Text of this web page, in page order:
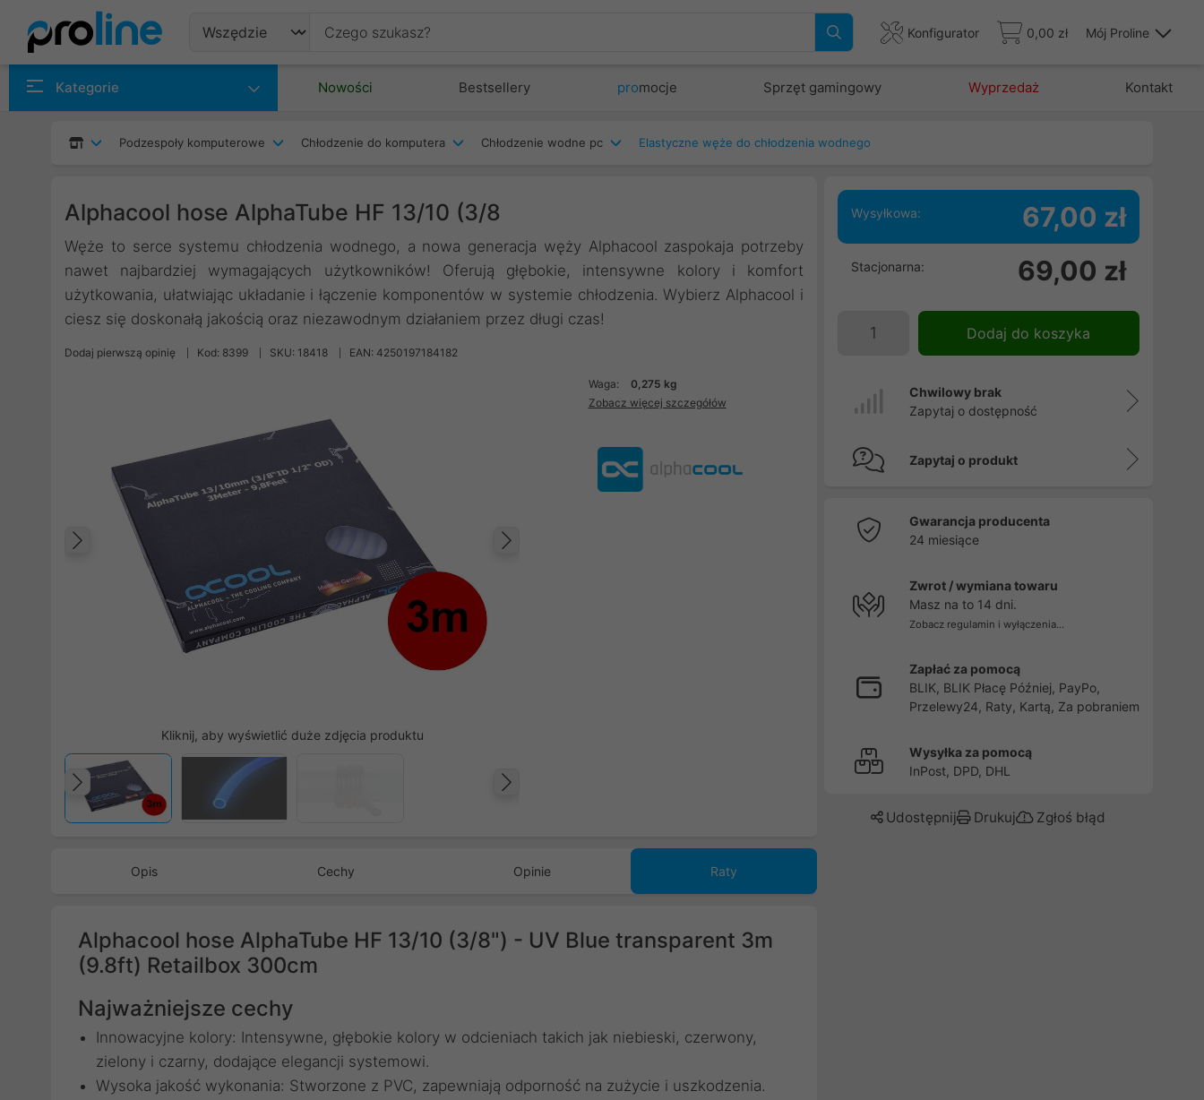
Konfigurator 0,00 zł Mój Proline
Kategorie Nowości Bestsellery promocje Sprzęt gamingowy Wyprzedaż Kontakt
Podzespoły komputerowe Chłodzenie do komputera Chłodzenie wodne pc Elastyczne węże do chłodzenia wodnego
Alphacool hose AlphaTube HF 13/10 (3/8
Węże to serce systemu chłodzenia wodnego, a nowa generacja węży Alphacool zaspokaja potrzeby
nawet najbardziej wymagających użytkowników! Oferują głębokie, intensywne kolory i komfort
użytkowania, ułatwiając układanie i łączenie komponentów w systemie chłodzenia. Wybierz Alphacool i
ciesz się doskonałą jakością oraz niezawodnym działaniem przez długi czas!
Dodaj pierwszą opinię Kod: 8399 SKU: 18418 EAN: 4250197184182
Poprzedni
Kliknij, aby wyświetlić duże zdjęcia produktu
Poprzedni
Waga:
0,275 kg
Zobacz więcej szczegółów
Opis Cechy Opinie Raty
Alphacool hose AlphaTube HF 13/10 (3/8") - UV Blue transparent 3m
(9.8ft) Retailbox 300cm
Najważniejsze cechy
Innowacyjne kolory: Intensywne, głębokie kolory w odcieniach takich jak niebieski, czerwony,
zielony i czarny, dodające elegancji systemowi.
Wysoka jakość wykonania: Stworzone z PVC, zapewniają odporność na zużycie i uszkodzenia.
Wysyłkowa: 67,00 zł
Stacjonarna: 69,00 zł
Dodaj do koszyka
Chwilowy brak
Zapytaj o dostępność
Zapytaj o produkt
Gwarancja producenta
24 miesiące
Zwrot / wymiana towaru
Masz na to 14 dni.
Zobacz regulamin i wyłączenia...
Zapłać za pomocą
BLIK, BLIK Płacę Później, PayPo,
Przelewy24, Raty, Kartą, Za pobraniem
Wysyłka za pomocą
InPost, DPD, DHL
Udostępnij Drukuj Zgłoś błąd